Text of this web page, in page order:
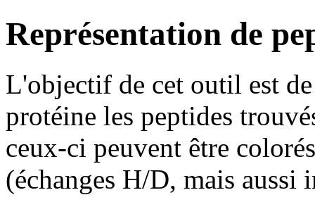
Représentation de
L'objectif de cet outil est de
protéine les peptides
ceux-ci peuvent être
(échanges H/D, mais aussi